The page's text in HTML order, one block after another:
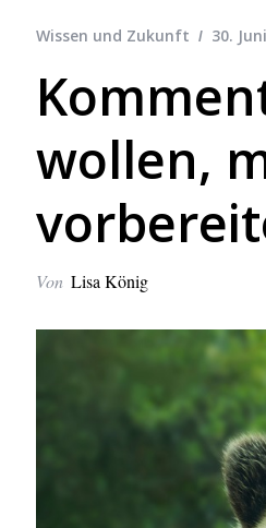
Wissen und Zukunft 30.
wollen,
Von Lisa König